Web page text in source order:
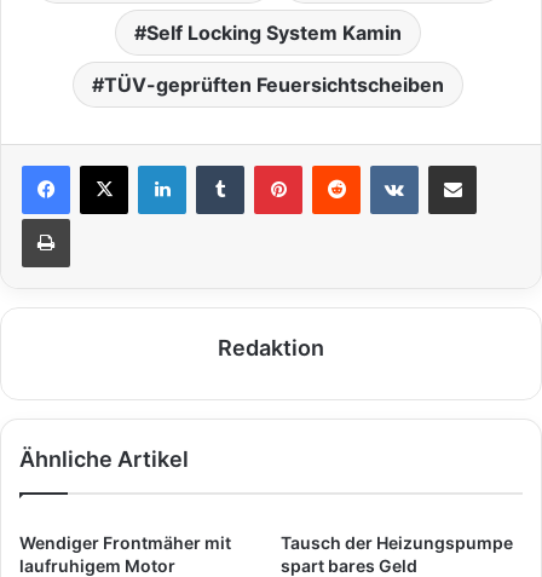
Self Locking System Kamin
TÜV-geprüften Feuersichtscheiben
Redaktion
Ähnliche Artikel
Wendiger Frontmäher mit
laufruhigem Motor
Tausch der Heizungspumpe
spart bares Geld